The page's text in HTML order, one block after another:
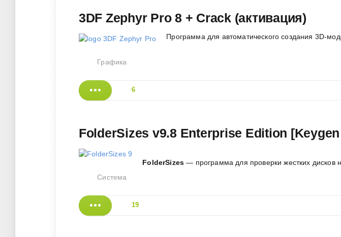
3DF Zephyr Pro 8 + Crack (активация)
Программа для автоматического создания 3D-
Графика
6
FolderSizes v9.8 Enterprise Edition
FolderSizes — программа для проверки жестких дисков
Система
19